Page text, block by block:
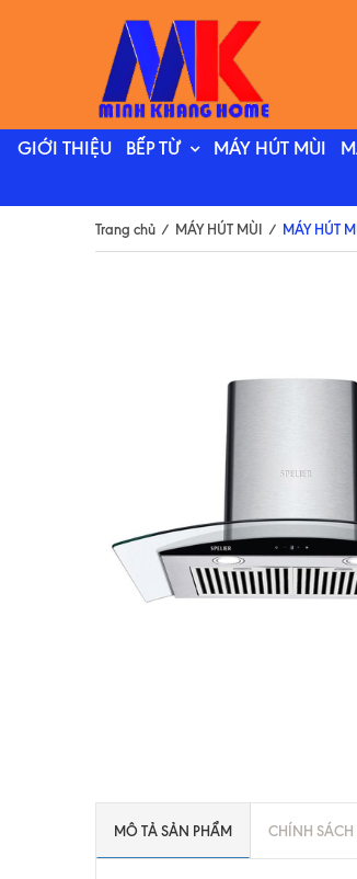
GIỚI THIỆU BẾP TỪ MÁY HÚT MÙI
Trang chủ / MÁY HÚT MÙI / MÁY HÚT
MÔ TẢ SẢN PHẨM CHÍNH